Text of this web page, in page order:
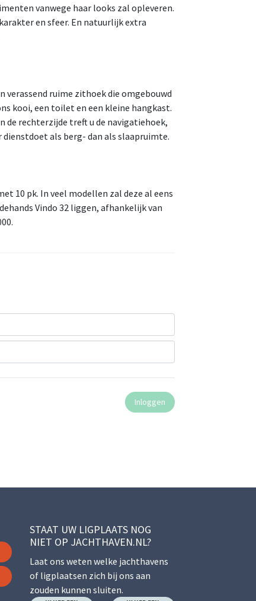
vanwege haar looks zal opleveren.
en sfeer. En natuurlijk extra
verassend ruime zithoek die omgebouwd
kooi, een toilet en een kleine hangkast.
de rechterzijde treft u de navigatiehoek,
dienstdoet als berg- dan als slaapruimte.
10 pk. In veel modellen zal deze al eens
Vindo 32 liggen, afhankelijk van
STAAT UW LIGPLAATS NOG
NIET OP JACHTHAVEN.NL?
Laat ons weten welke jachthavens
of ligplaatsen zich bij ons aan
zouden kunnen sluiten.